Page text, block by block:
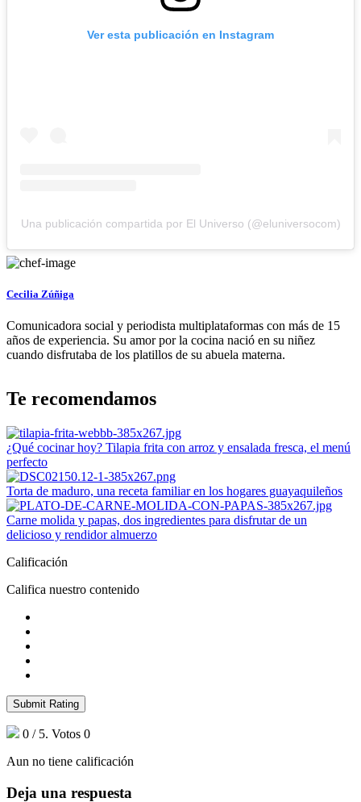
Ver esta publicación en Instagram
Una publicación compartida por El Universo (@eluniversocom)
Cecilia Zúñiga
Comunicadora social y periodista multiplataformas con más de 15
años de experiencia. Su amor por la cocina nació en su niñez
cuando disfrutaba de los platillos de su abuela materna.
Te recomendamos
¿Qué cocinar hoy? Tilapia frita con arroz y ensalada fresca, el menú
perfecto
Torta de maduro, una receta familiar en los hogares guayaquileños
Carne molida y papas, dos ingredientes para disfrutar de un
delicioso y rendidor almuerzo
Calificación
Califica nuestro contenido
Submit Rating
0 / 5. Votos 0
Aun no tiene calificación
Deja una respuesta